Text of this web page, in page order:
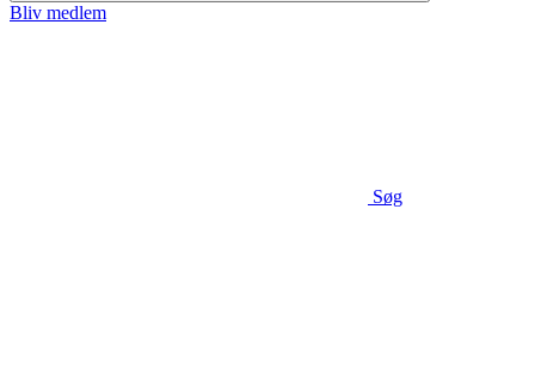
Bliv medlem
Søg